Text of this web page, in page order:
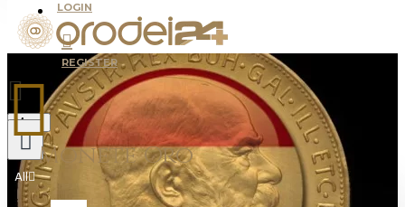
LOGIN
REGISTER
Menu
All
Monete Oro